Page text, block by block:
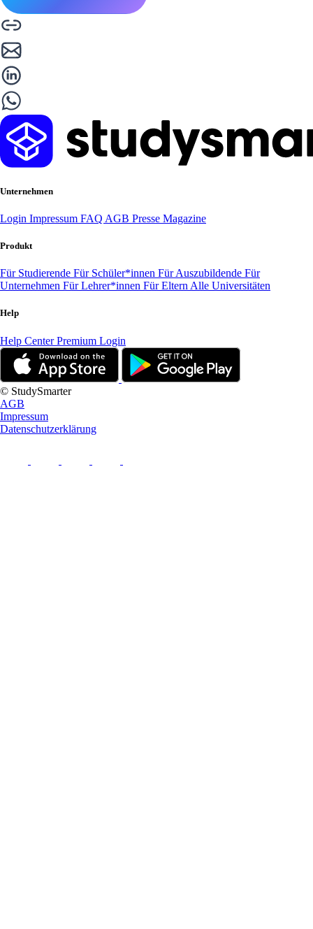
Unternehmen
Login Impressum FAQ AGB Presse Magazine
Produkt
Für Studierende Für Schüler*innen Für Auszubildende Für
Unternehmen Für Lehrer*innen Für Eltern Alle Universitäten
Help
Help CenterPremium Login
© StudySmarter
AGB
Impressum
Datenschutzerklärung